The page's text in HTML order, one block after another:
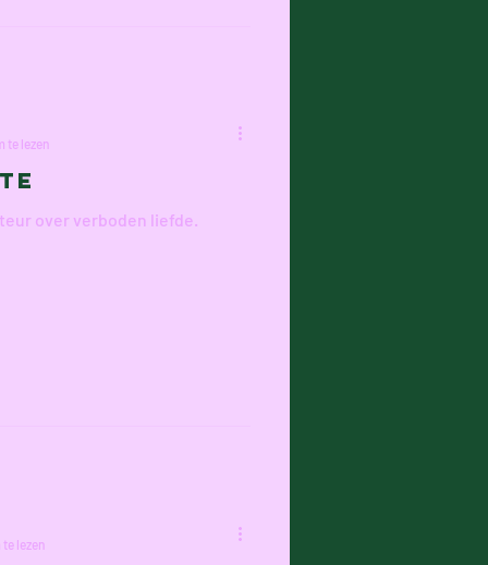
over verboden liefde.
te lezen
lezen